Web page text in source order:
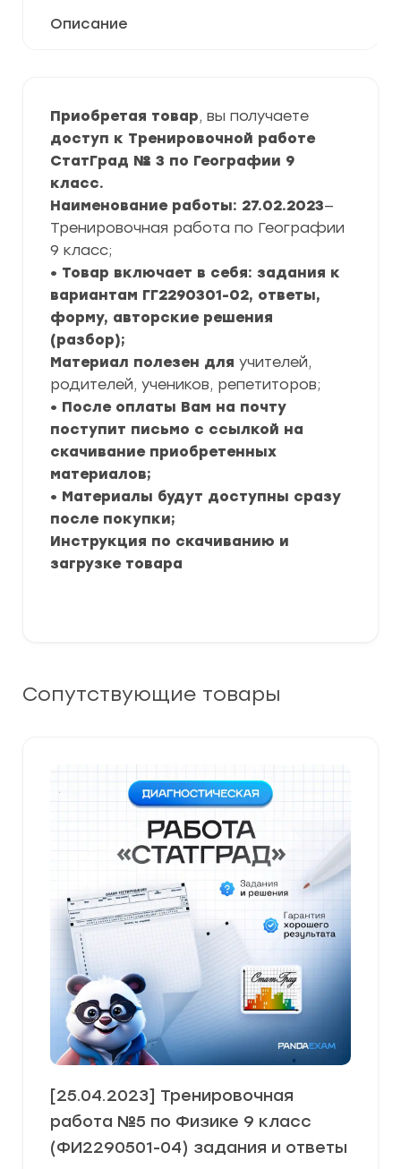
Описание
Приобретая товар, вы получаете
доступ к Тренировочной работе
СтатГрад № 3 по Географии 9
класс.
Наименование работы: 27.02.2023—
Тренировочная работа по Географии
9 класс;
• Товар включает в себя: задания к
вариантам ГГ2290301-02, ответы,
форму, авторские решения
(разбор);
Материал полезен для учителей,
родителей, учеников, репетиторов;
• После оплаты Вам на почту
поступит письмо с ссылкой на
скачивание приобретенных
материалов;
• Материалы будут доступны сразу
после покупки;
Инструкция по скачиванию и
загрузке товара
Сопутствующие товары
[25.04.2023] Тренировочная
работа №5 по Физике 9 класс
(ФИ2290501-04) задания и ответы